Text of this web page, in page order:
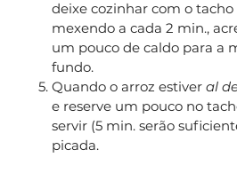
deixe cozinhar com o
mexendo a cada 2 min.,
um pouco de caldo para a
fundo.
Quando o arroz estiver al
e reserve um pouco no
servir (5 min. serão
picada.